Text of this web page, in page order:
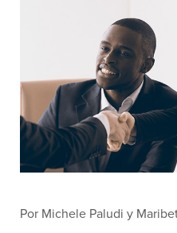
Por Michele Paludi y